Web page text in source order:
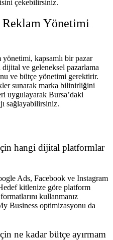
çekebilirsiniz.
Yönetimi
kapsamlı bir pazar
ve geleneksel pazarlama
ve bütçe yönetimi gerektirir.
sunarak marka bilinirliğini
uygulayarak Bursa’daki
sağlayabilirsiniz.
hangi dijital platformlar
Ads, Facebook ve Instagram
kitlenize göre platform
kullanmanız
Business optimizasyonu da
ne kadar bütçe ayırmam